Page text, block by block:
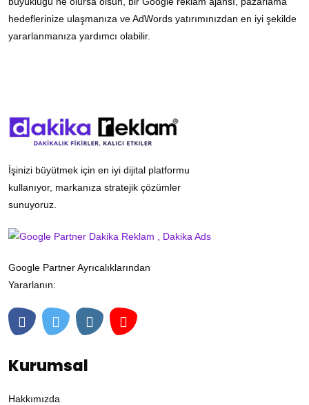
hedeflerinize ulaşmanıza ve AdWords yatırımınızdan en iyi şekilde
yararlanmanıza yardımcı olabilir.
İşinizi büyütmek için en iyi dijital platformu
kullanıyor, markanıza stratejik çözümler
sunuyoruz.
Google Partner Ayrıcalıklarından
Yararlanın:
Kurumsal
Hakkımızda